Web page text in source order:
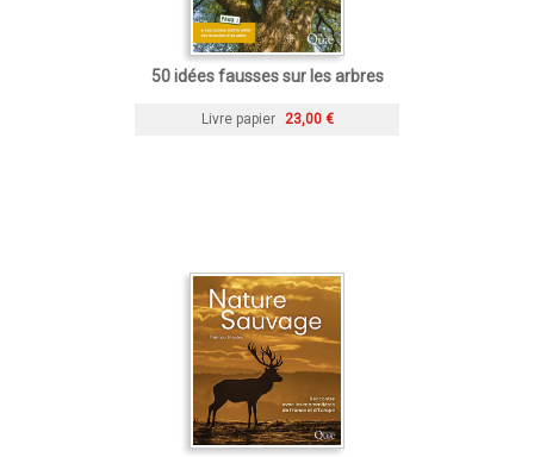
50 idées fausses sur les arbres
Livre papier 23,00 €